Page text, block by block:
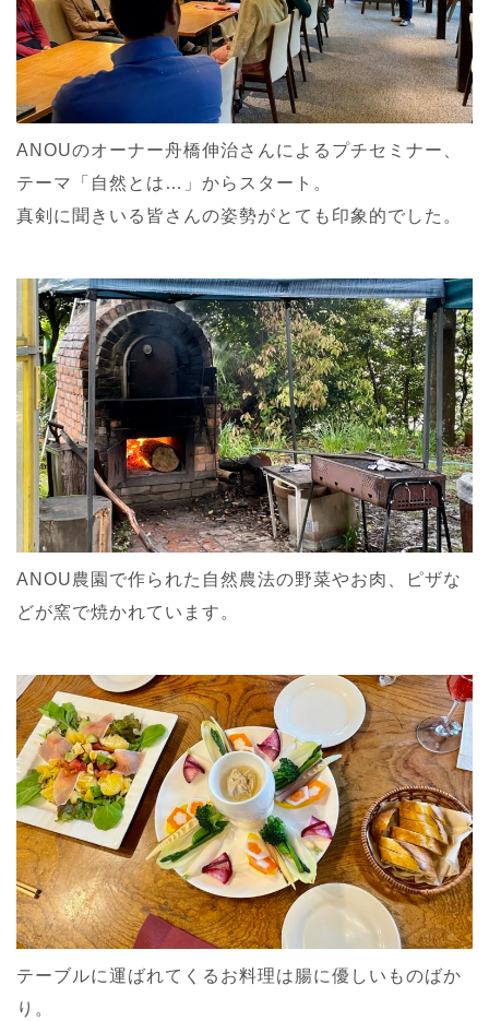
ANOUのオーナー舟橋伸治さんによるプチセミナー、
テーマ「自然とは…」からスタート。
真剣に聞きいる皆さんの姿勢がとても印象的でした。
ANOU農園で作られた自然農法の野菜やお肉、ピザな
どが窯で焼かれています。
テーブルに運ばれてくるお料理は腸に優しいものばか
り。